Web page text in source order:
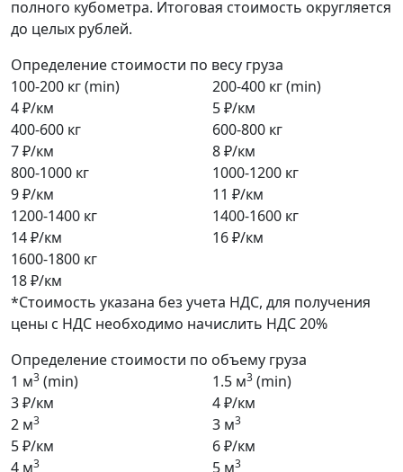
полного кубометра. Итоговая стоимость округляется
до целых рублей.
Определение стоимости по весу груза
100-200 кг (min)
4 ₽/км
200-400 кг (min)
5 ₽/км
400-600 кг
7 ₽/км
600-800 кг
8 ₽/км
800-1000 кг
9 ₽/км
1000-1200 кг
11 ₽/км
1200-1400 кг
14 ₽/км
1400-1600 кг
16 ₽/км
1600-1800 кг
18 ₽/км
*Стоимость указана без учета НДС, для получения
цены с НДС необходимо начислить НДС 20%
Определение стоимости по объему груза
1 м3 (min)
3 ₽/км
1.5 м3 (min)
4 ₽/км
2 м3
5 ₽/км
3 м3
6 ₽/км
4 м3 5 м3